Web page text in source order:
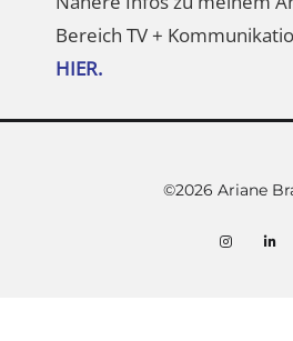
Bereich TV +
HIER.
©2026 Ariane